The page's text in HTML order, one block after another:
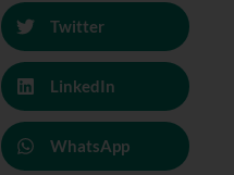
Twitter
LinkedIn
WhatsApp